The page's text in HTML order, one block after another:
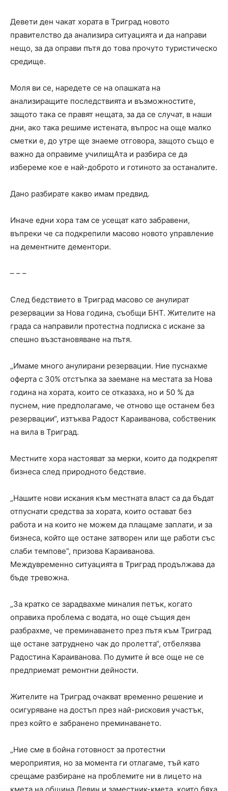
Девети ден чакат хората в Триград новото
правителство да анализира ситуацията и да направи
нещо, за да оправи пътя до това прочуто туристическо
средище.
Моля ви се, наредете се на опашката на
анализиращите последствията и възможностите,
защото така се правят нещата, за да се случат, в наши
дни, ако така решиме истената, въпрос на още малко
сметки е, до утре ще знаеме отговора, защото също е
важно да оправиме училищАта и разбира се да
избереме кое е най-доброто и готиното за останалите.
Дано разбирате какво имам предвид.
Иначе едни хора там се усещат като забравени,
въпреки че са подкрепили масово новото управление
на дементните дементори.
– – –
След бедствието в Триград масово се анулират
резервации за Нова година, съобщи БНТ. Жителите на
града са направили протестна подписка с искане за
спешно възстановяване на пътя.
„Имаме много анулирани резервации. Ние пуснахме
оферта с 30% отстъпка за заемане на местата за Нова
година на хората, които се отказаха, но и 50 % да
пуснем, ние предполагаме, че отново ще останем без
резервации“, изтъква Радост Караиванова, собственик
на вила в Триград.
Местните хора настояват за мерки, които да подкрепят
бизнеса след природното бедствие.
„Нашите нови искания към местната власт са да бъдат
отпуснати средства за хората, които остават без
работа и на които не можем да плащаме заплати, и за
бизнеса, който ще остане затворен или ще работи със
слаби темпове“, призова Караиванова.
Междувременно ситуацията в Триград продължава да
бъде тревожна.
„За кратко се зарадвахме миналия петък, когато
оправиха проблема с водата, но още същия ден
разбрахме, че преминаването през пътя към Триград
ще остане затруднено чак до пролетта“, отбелязва
Радостина Караиванова. По думите ѝ все още не се
предприемат ремонтни дейности.
Жителите на Триград очакват временно решение и
осигуряване на достъп през най-рисковия участък,
през който е забранено преминаването.
„Ние сме в бойна готовност за протестни
мероприятия, но за момента ги отлагаме, тъй като
срещаме разбиране на проблемите ни в лицето на